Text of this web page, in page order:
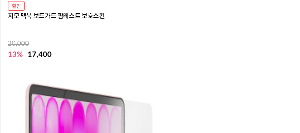
할인
지모 맥북 보드가드 팜레스트 보호스킨
20,000
13% 17,400